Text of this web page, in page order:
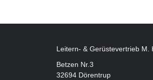
Leitern- & Gerüstevertrieb M.
Betzen Nr.3
32694 Dörentrup